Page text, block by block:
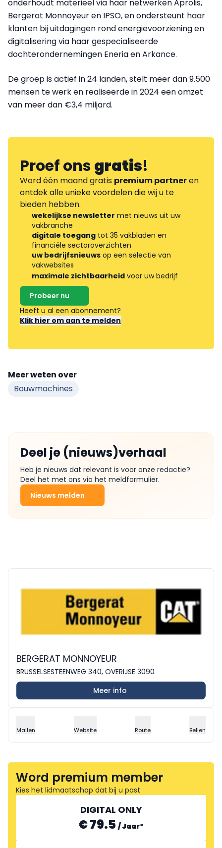
onderhoudt materieel via haar netwerken Aprolis,
Bergerat Monnoyeur en IPSO, en ondersteunt haar
klanten bij uitdagingen rond energievoorziening en
digitalisering via haar gespecialiseerde
dochterondernemingen Eneria en Arkance.
De groep is actief in 24 landen, stelt meer dan 9.500
mensen te werk en realiseerde in 2024 een omzet
van meer dan €3,4 miljard.
Proef onsgratis!
Word één maand gratis premium partneren
ontdek alle unieke voordelen die wij u te
bieden hebben.
wekelijkse newsletter met nieuws uit uw
vakbranche
digitale toegang tot 35 vakbladen en
financiële sectoroverzichten
uw bedrijfsnieuws op een selectie van
vakwebsites
maximale zichtbaarheid voor uw bedrijf
Probeer nu
Heeft u al een abonnement?
Klik hier om aan te melden
Meer weten over
Bouwmachines
Deel je (nieuws)verhaal
Heb je nieuws dat relevant is voor onze redactie?
Deel het met ons via het meldformulier.
Nieuws melden
BERGERAT MONNOYEUR
BRUSSELSESTEENWEG 340, OVERIJSE 3090
Meer info
Mailen Website Route Bellen
Word premium member
Kies het lidmaatschap dat bij u past
DIGITAL ONLY
€ 79.5 /Jaar*